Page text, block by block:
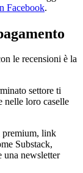
Facebook.
le recensioni è la
settore ti
nelle loro caselle
premium, link
Substack,
una newsletter